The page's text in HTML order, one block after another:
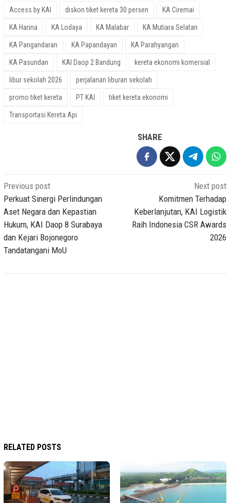
Access by KAI diskon tiket kereta 30 persen KA Ciremai
KA Harina KA Lodaya KA Malabar KA Mutiara Selatan
KA Pangandaran KA Papandayan KA Parahyangan
KA Pasundan KAI Daop 2 Bandung kereta ekonomi komersial
libur sekolah 2026 perjalanan liburan sekolah
promo tiket kereta PT KAI tiket kereta ekonomi
Transportasi Kereta Api
SHARE
Post
navigation
Previous post
Perkuat Sinergi Perlindungan
Aset Negara dan Kepastian
Hukum, KAI Daop 8 Surabaya
dan Kejari Bojonegoro
Tandatangani MoU
Next post
Komitmen Terhadap
Keberlanjutan, KAI Logistik
Raih Indonesia CSR Awards
2026
RELATED POSTS